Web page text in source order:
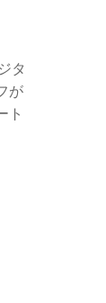
タ
が
ト